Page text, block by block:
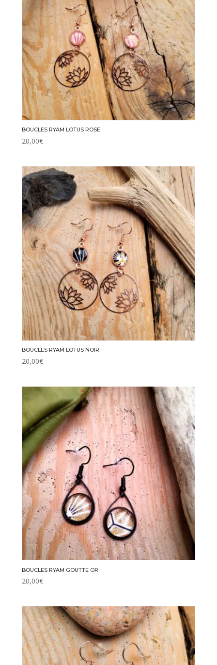
BOUCLES RYAM LOTUS ROSE
20,00€
BOUCLES RYAM LOTUS NOIR
20,00€
BOUCLES RYAM GOUTTE OR
20,00€